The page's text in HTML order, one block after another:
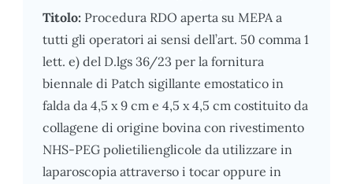
Titolo: Procedura RDO aperta su MEPA a
tutti gli operatori ai sensi dell’art. 50 comma 1
lett. e) del D.lgs 36/23 per la fornitura
biennale di Patch sigillante emostatico in
falda da 4,5 x 9 cm e 4,5 x 4,5 cm costituito da
collagene di origine bovina con rivestimento
NHS-PEG polietilienglicole da utilizzare in
laparoscopia attraverso i tocar oppure in